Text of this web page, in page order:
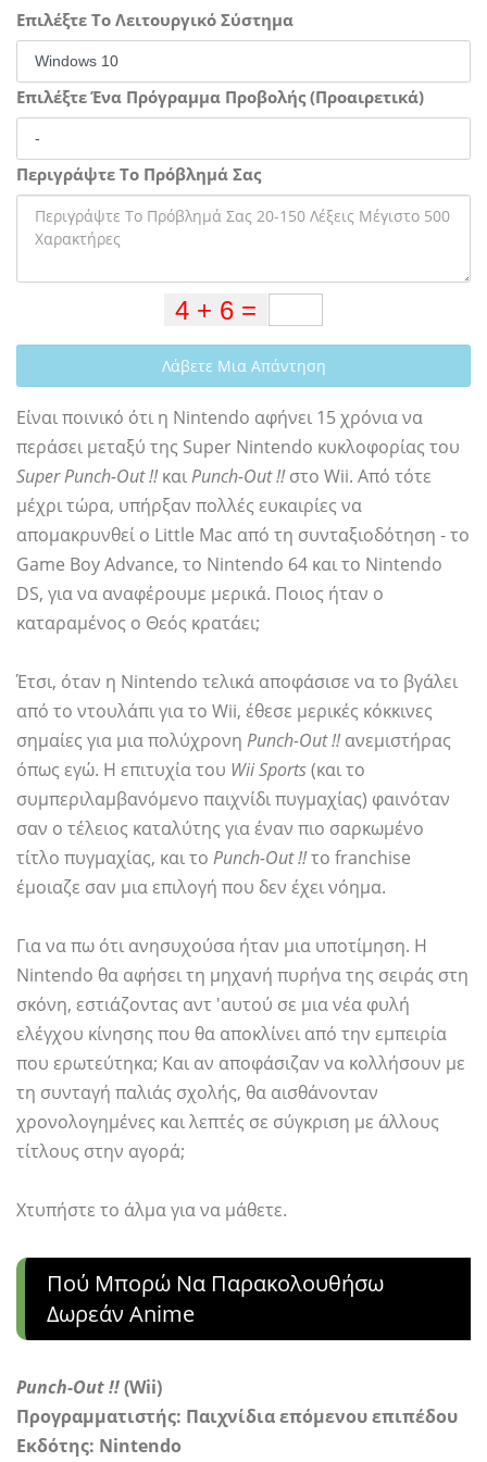
Επιλέξτε Το Λειτουργικό Σύστημα
Επιλέξτε Ένα Πρόγραμμα Προβολής (Προαιρετικά)
Περιγράψτε Το Πρόβλημά Σας
Λάβετε Μια Απάντηση
Είναι ποινικό ότι η Nintendo αφήνει 15 χρόνια να
περάσει μεταξύ της Super Nintendo κυκλοφορίας του
Super Punch-Out !!καιPunch-Out !!στο Wii. Από τότε
μέχρι τώρα, υπήρξαν πολλές ευκαιρίες να
απομακρυνθεί ο Little Mac από τη συνταξιοδότηση - το
Game Boy Advance, το Nintendo 64 και το Nintendo
DS, για να αναφέρουμε μερικά. Ποιος ήταν ο
καταραμένος ο Θεός κρατάει;
Έτσι, όταν η Nintendo τελικά αποφάσισε να το βγάλει
από το ντουλάπι για το Wii, έθεσε μερικές κόκκινες
σημαίες για μια πολύχρονη Punch-Out !!ανεμιστήρας
όπως εγώ. Η επιτυχία του Wii Sports(και το
συμπεριλαμβανόμενο παιχνίδι πυγμαχίας) φαινόταν
σαν ο τέλειος καταλύτης για έναν πιο σαρκωμένο
τίτλο πυγμαχίας, και το Punch-Out !!το franchise
έμοιαζε σαν μια επιλογή που δεν έχει νόημα.
Για να πω ότι ανησυχούσα ήταν μια υποτίμηση. Η
Nintendo θα αφήσει τη μηχανή πυρήνα της σειράς στη
σκόνη, εστιάζοντας αντ 'αυτού σε μια νέα φυλή
ελέγχου κίνησης που θα αποκλίνει από την εμπειρία
που ερωτεύτηκα; Και αν αποφάσιζαν να κολλήσουν με
τη συνταγή παλιάς σχολής, θα αισθάνονταν
χρονολογημένες και λεπτές σε σύγκριση με άλλους
τίτλους στην αγορά;
Χτυπήστε το άλμα για να μάθετε.
Πού Μπορώ Να Παρακολουθήσω
Δωρεάν Anime
Punch-Out !!(Wii)
Προγραμματιστής: Παιχνίδια επόμενου επιπέδου
Εκδότης: Nintendo